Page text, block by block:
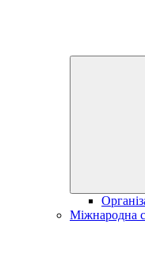
Міжнародна